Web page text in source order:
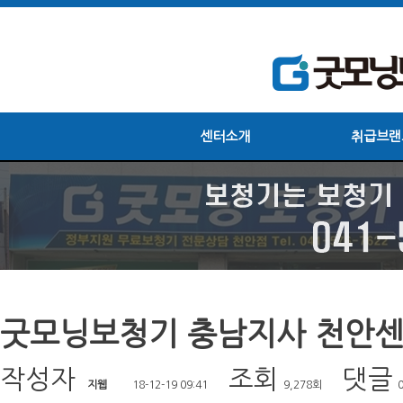
센터소개 취급브
굿모닝보청기 충남지사 천안
작성자 지웹 18-12-19 09:41 조회 9,278회 댓글